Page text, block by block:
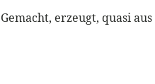
erzeugt, quasi